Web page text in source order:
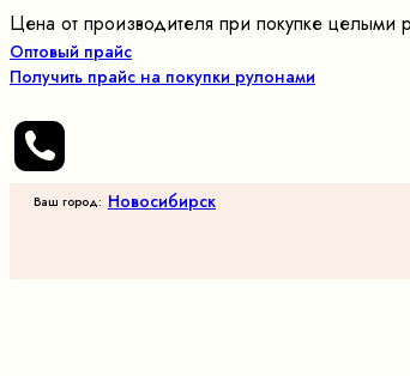
Цена от производителя при покупке целыми
Оптовый прайс
Получить прайс на покупки рулонами
Ваш город: Новосибирск